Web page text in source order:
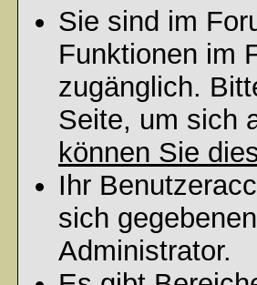
Sie sind im
Funktionen im
zugänglich.
Seite, um sich
können Sie
Ihr
sich
Administrator.